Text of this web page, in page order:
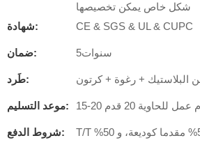
شكل خاص يمكن تخصيصها
شهادة:
CE & SGS & UL & CUPC
ضمان: سنوات5
طَرد: البلاستيك + رغوة + كرتون
موعد التسليم: يوم عمل للحاوية 20 قدم
شروط الدفع:
T/T أو ويسترن يونيون، 50% مقدما كوديعة، و 50%